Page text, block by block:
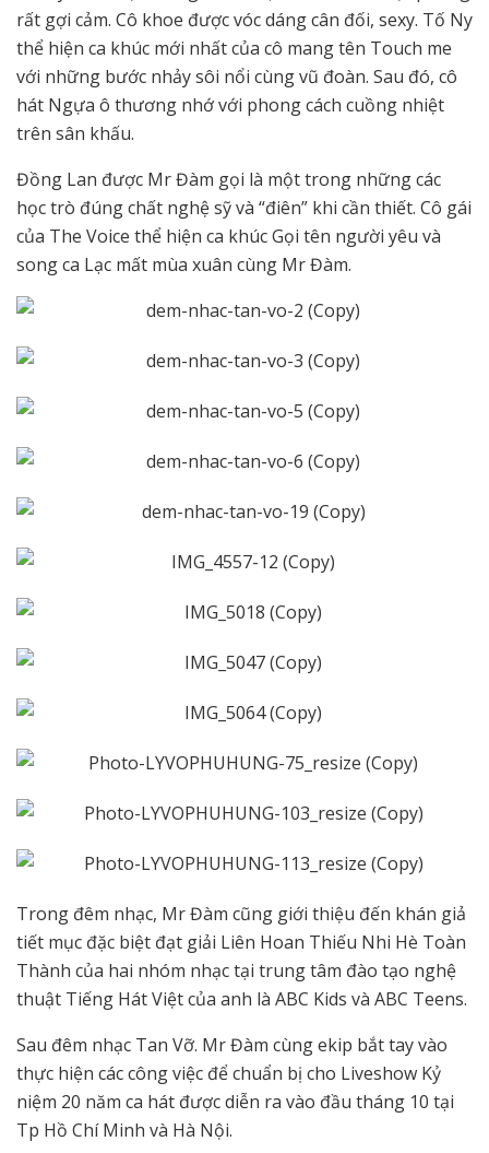
rất gợi cảm. Cô khoe được vóc dáng cân đối, sexy. Tố Ny
thể hiện ca khúc mới nhất của cô mang tên Touch me
với những bước nhảy sôi nổi cùng vũ đoàn. Sau đó, cô
hát Ngựa ô thương nhớ với phong cách cuồng nhiệt
trên sân khấu.
Đồng Lan được Mr Đàm gọi là một trong những các
học trò đúng chất nghệ sỹ và “điên” khi cần thiết. Cô gái
của The Voice thể hiện ca khúc Gọi tên người yêu và
song ca Lạc mất mùa xuân cùng Mr Đàm.
Trong đêm nhạc, Mr Đàm cũng giới thiệu đến khán giả
tiết mục đặc biệt đạt giải Liên Hoan Thiếu Nhi Hè Toàn
Thành của hai nhóm nhạc tại trung tâm đào tạo nghệ
thuật Tiếng Hát Việt của anh là ABC Kids và ABC Teens.
Sau đêm nhạc Tan Vỡ. Mr Đàm cùng ekip bắt tay vào
thực hiện các công việc để chuẩn bị cho Liveshow Kỷ
niệm 20 năm ca hát được diễn ra vào đầu tháng 10 tại
Tp Hồ Chí Minh và Hà Nội.